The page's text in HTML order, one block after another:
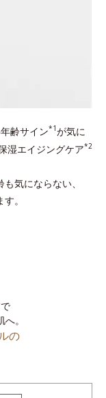
齢サイン*1が気に
湿エイジングケア*2
気にならない、
。
。
の